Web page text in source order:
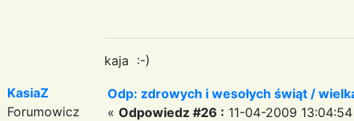
kaja :-)
KasiaZ
Forumowicz
Odp: zdrowych i wesołych świąt /
« Odpowiedz #26 : 11-04-2009